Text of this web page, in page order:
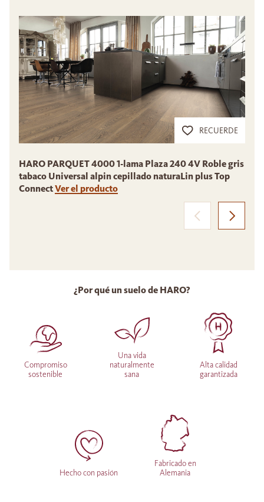
RECUERDE
HARO PARQUET 4000 1-lama Plaza 240 4V Roble gris
tabaco Universal alpin cepillado naturaLin plus Top
ConnectVer el producto
¿Por qué un suelo de HARO?
Compromiso
sostenible
Una vida
naturalmente
sana
Alta calidad
garantizada
Hecho con pasión
Fabricado en
Alemania